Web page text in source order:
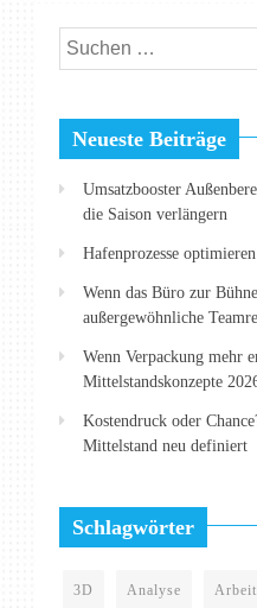
Suchen
nach:
Neueste Beiträge
Umsatzbooster
die Saison verlängern
Hafenprozesse
Wenn das Büro zur
außergewöhnliche
Wenn Verpackung mehr
Mittelstandskonzepte
Kostendruck oder
Mittelstand neu definiert
Schlagwörter
3D Analyse